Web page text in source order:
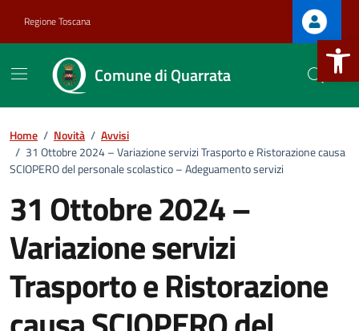
Apri la
Regione Toscana
Comune di Quarrata
Home / Novità / Avvisi
/ 31 Ottobre 2024 – Variazione servizi Trasporto e Ristorazione causa
SCIOPERO del personale scolastico – Adeguamento servizi
31 Ottobre 2024 –
Variazione servizi
Trasporto e Ristorazione